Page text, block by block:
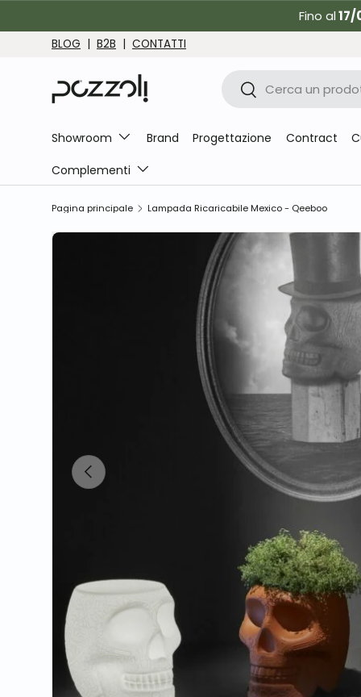
Passa ai contenuti
Fino al
BLOG | B2B | CONTATTI
Cerca
Cerca
Showroom Brand Progettazione Contract
Complementi
Pagina principale Lampada Ricaricabile Mexico - Qeeboo
Indietro